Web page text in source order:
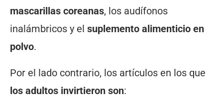
mascarillas coreanas, los audífonos
inalámbricos y el suplemento alimenticio en
polvo.
Por el lado contrario, los artículos en los que
los adultos invirtieron son: